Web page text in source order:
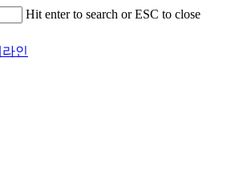
Hit enter to search or ESC to close